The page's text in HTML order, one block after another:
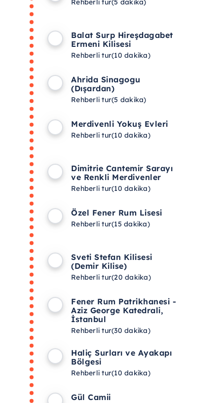
Rehberli tur(5 dakika)
Balat Surp Hireşdagabet
Ermeni Kilisesi
Rehberli tur(10 dakika)
Ahrida Sinagogu
(Dışardan)
Rehberli tur(5 dakika)
Merdivenli Yokuş Evleri
Rehberli tur(10 dakika)
Dimitrie Cantemir Sarayı
ve Renkli Merdivenler
Rehberli tur(10 dakika)
Özel Fener Rum Lisesi
Rehberli tur(15 dakika)
Sveti Stefan Kilisesi
(Demir Kilise)
Rehberli tur(20 dakika)
Fener Rum Patrikhanesi -
Aziz George Katedrali,
İstanbul
Rehberli tur(30 dakika)
Haliç Surları ve Ayakapı
Bölgesi
Rehberli tur(10 dakika)
Gül Camii